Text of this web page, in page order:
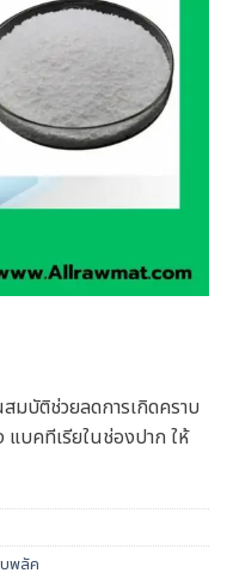
บัติช่วยลดการเกิดคราบ
บคทีเรียในช่องปาก ให้
บพลัค